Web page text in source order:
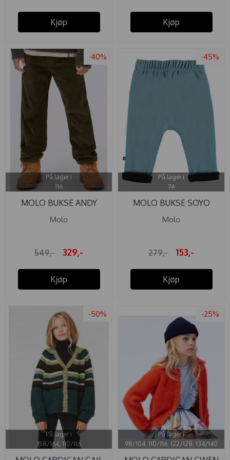
Kjøp Kjøp
-40%
På lager i
116
MOLO BUKSE ANDY
FOREST MOSS
Molo
549,- 329,-
Kjøp
-45%
På lager i
74
MOLO BUKSE SOYO
AERO
Molo
279,- 153,-
Kjøp
-50%
På lager i
158/164, 110/116
-25%
På lager i
98/104, 110/116, 122/128, 134/140